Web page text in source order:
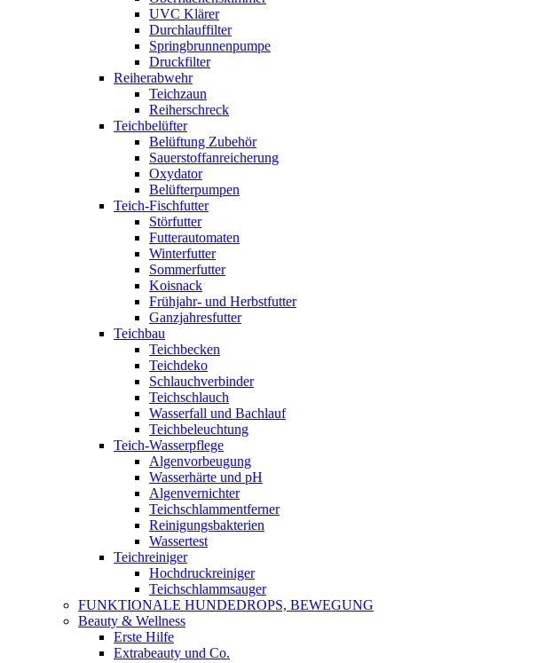
UVC Klärer
Durchlauffilter
Springbrunnenpumpe
Druckfilter
Reiherabwehr
Teichzaun
Reiherschreck
Teichbelüfter
Belüftung Zubehör
Sauerstoffanreicherung
Oxydator
Belüfterpumpen
Teich-Fischfutter
Störfutter
Futterautomaten
Winterfutter
Sommerfutter
Koisnack
Frühjahr- und Herbstfutter
Ganzjahresfutter
Teichbau
Teichbecken
Teichdeko
Schlauchverbinder
Teichschlauch
Wasserfall und Bachlauf
Teichbeleuchtung
Teich-Wasserpflege
Algenvorbeugung
Wasserhärte und pH
Algenvernichter
Teichschlammentferner
Reinigungsbakterien
Wassertest
Teichreiniger
Hochdruckreiniger
Teichschlammsauger
FUNKTIONALE HUNDEDROPS, BEWEGUNG
Beauty & Wellness
Erste Hilfe
Extrabeauty und Co.